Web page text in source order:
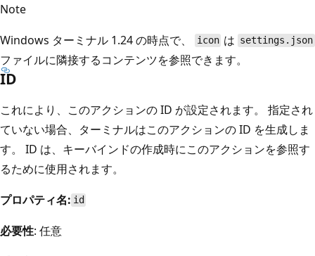
Note
Windows ターミナル 1.24 の時点で、
icon は settings.json
ファイルに隣接するコンテンツを参照できます。
ID
これにより、このアクションの ID が設定されます。 指定され
ていない場合、ターミナルはこのアクションの ID を生成しま
す。 ID は、キーバインドの作成時にこのアクションを参照す
るために使用されます。
プロパティ名: id
必要性: 任意